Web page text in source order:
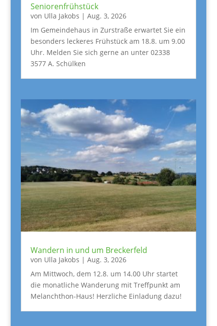
Seniorenfrühstück
von Ulla Jakobs | Aug. 3, 2026
Im Gemeindehaus in Zurstraße erwartet Sie ein
besonders leckeres Frühstück am 18.8. um 9.00
Uhr. Melden Sie sich gerne an unter 02338
3577 A. Schülken
Wandern in und um Breckerfeld
von Ulla Jakobs | Aug. 3, 2026
Am Mittwoch, dem 12.8. um 14.00 Uhr startet
die monatliche Wanderung mit Treffpunkt am
Melanchthon-Haus! Herzliche Einladung dazu!